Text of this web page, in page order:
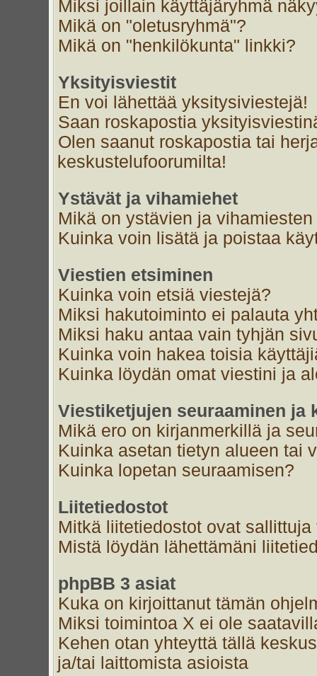
Miksi joillain käyttäjäryhmä
Mikä on "oletusryhmä"?
Mikä on "henkilökunta" linkki?
Yksityisviestit
En voi lähettää yksitysiviestejä!
Saan roskapostia
Olen saanut roskapostia tai
keskustelufoorumilta!
Ystävät ja vihamiehet
Mikä on ystävien ja
Kuinka voin lisätä ja poistaa
Viestien etsiminen
Kuinka voin etsiä viestejä?
Miksi hakutoiminto ei palauta
Miksi haku antaa vain tyhjän
Kuinka voin hakea toisia
Kuinka löydän omat viestini ja
Viestiketjujen seuraaminen ja
Mikä ero on kirjanmerkillä ja
Kuinka asetan tietyn alueen tai
Kuinka lopetan seuraamisen?
Liitetiedostot
Mitkä liitetiedostot ovat
Mistä löydän lähettämäni
phpBB 3 asiat
Kuka on kirjoittanut tämän
Miksi toimintoa X ei ole
Kehen otan yhteyttä tällä
ja/tai laittomista asioista